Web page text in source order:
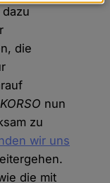
die
KORSO nun
zu
wir uns
die mit